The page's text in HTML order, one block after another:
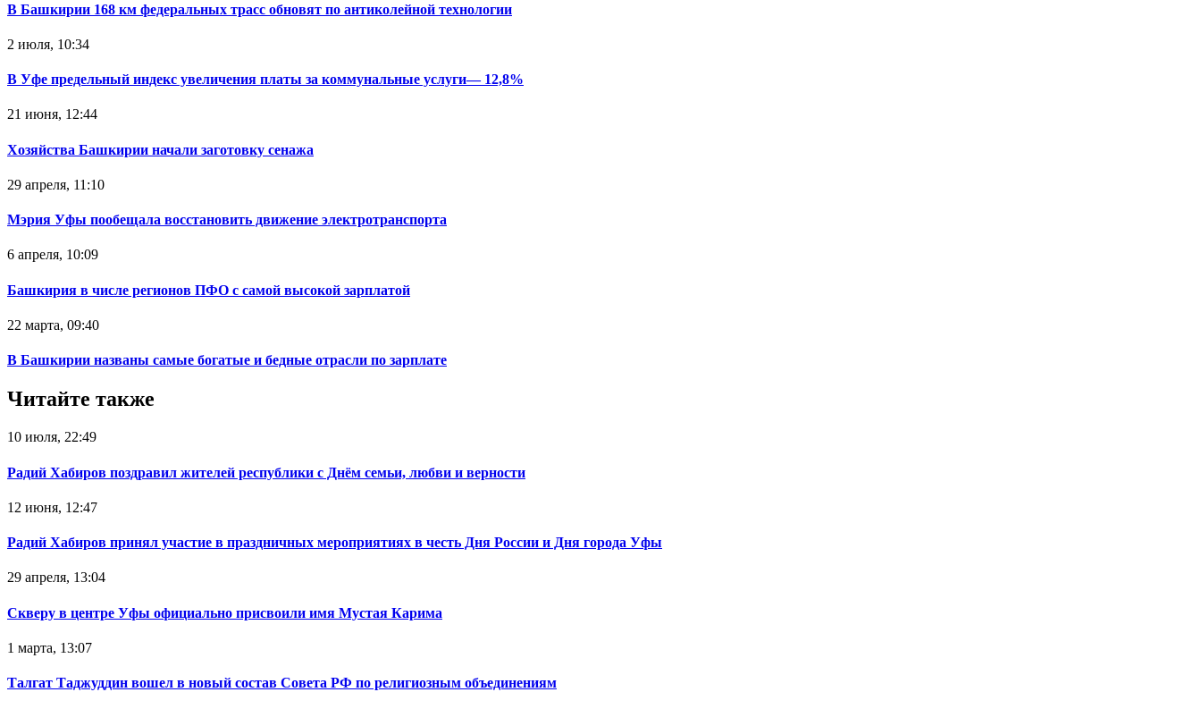
В Башкирии 168 км федеральных трасс обновят по антиколейной технологии
2 июля, 10:34
В Уфе предельный индекс увеличения платы за коммунальные услуги— 12,8%
21 июня, 12:44
Хозяйства Башкирии начали заготовку сенажа
29 апреля, 11:10
Мэрия Уфы пообещала восстановить движение электротранспорта
6 апреля, 10:09
Башкирия в числе регионов ПФО с самой высокой зарплатой
22 марта, 09:40
В Башкирии названы самые богатые и бедные отрасли по зарплате
Читайте также
10 июля, 22:49
Радий Хабиров поздравил жителей республики с Днём семьи, любви и верности
12 июня, 12:47
Радий Хабиров принял участие в праздничных мероприятиях в честь Дня России и Дня города Уфы
29 апреля, 13:04
Скверу в центре Уфы официально присвоили имя Мустая Карима
1 марта, 13:07
Талгат Таджуддин вошел в новый состав Совета РФ по религиозным объединениям